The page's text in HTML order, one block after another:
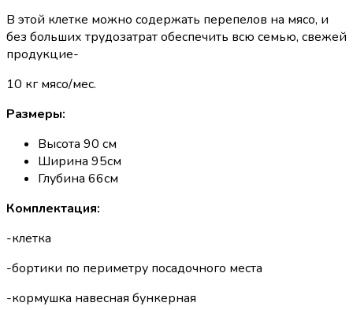
В этой клетке можно содержать перепелов на мясо, и
без больших трудозатрат обеспечить всю семью, свежей
продукцие-
10 кг мясо/мес.
Размеры:
Высота 90 см
Ширина 95см
Глубина 66см
Комплектация:
-клетка
-бортики по периметру посадочного места
-кормушка навесная бункерная